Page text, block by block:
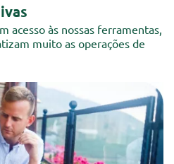
acesso às nossas ferramentas,
muito as operações de